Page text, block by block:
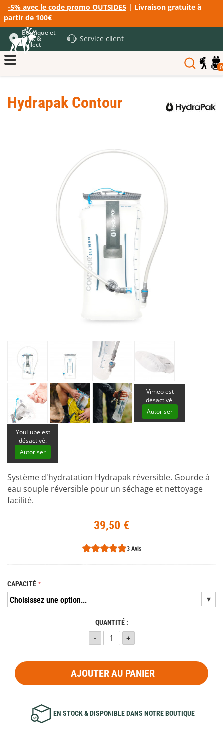
-5% avec le code promo OUTSIDE5 | Livraison gratuite à
partir de 100€
Boutique et
Click &
Collect
Service client
0
Hydrapak Contour
Vimeo est
désactivé.
Autoriser
YouTube est
désactivé.
Autoriser
Système d'hydratation Hydrapak réversible. Gourde à
eau souple réversible pour un séchage et nettoyage
facilité.
39,50 €
3 Avis
CAPACITÉ
QUANTITÉ :
AJOUTER AU PANIER
EN STOCK & DISPONIBLE DANS NOTRE BOUTIQUE